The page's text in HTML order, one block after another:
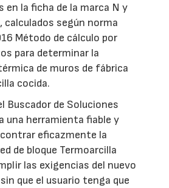
en la ficha de la marca N y
calculados según norma
Método de cálculo por
para determinar la
de muros de fábrica
cocida.
Buscador de Soluciones
una herramienta fiable y
eficazmente la
de bloque Termoarcilla
las exigencias del nuevo
sin que el usuario tenga que